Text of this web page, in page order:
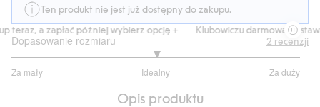
Ten produkt nie jest już dostępny do zakupu.
teraz, a zapłać później wybierz opcję +
Klubowiczu darmowa dostawa
Dopasowanie rozmiaru
Za mały Idealny Za duży
na
2 recenzji
Opis produktu